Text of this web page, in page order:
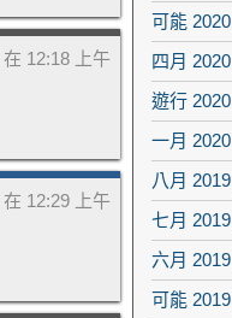
12:18 上午
12:29 上午
可能 2020
四月 2020
遊行 2020
一月 2020
八月 2019
七月 2019
六月 2019
可能 2019